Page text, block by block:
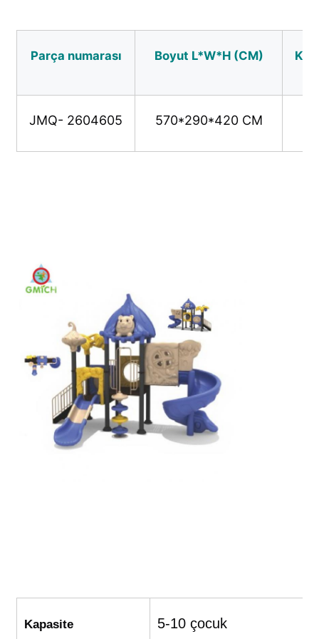
Özel Oyun Alanı Slaytları
Çocuk Su Kaydırması
Özel Su Kaydırması
Büyük Su Kayması
Su Parkı Ekipmanları
İp tırmanma oyun alanı
Parça numarası Boyut L*W*H (CM)
JMQ- 2604605 570*290*420 CM
Kapasite 5-10 çocuk